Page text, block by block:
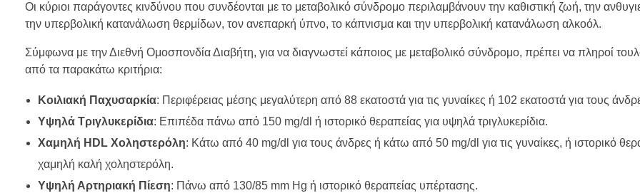
Οι κύριοι παράγοντες κινδύνου που συνδέονται με το μεταβολικό σύνδρομο περιλαμβάνουν την καθιστική ζωή, την
την υπερβολική κατανάλωση θερμίδων, τον ανεπαρκή ύπνο, το κάπνισμα και την υπερβολική κατανάλωση αλκοόλ.
Σύμφωνα με την Διεθνή Ομοσπονδία Διαβήτη, για να διαγνωστεί κάποιος με μεταβολικό σύνδρομο, πρέπει να πληροί
από τα παρακάτω κριτήρια:
Κοιλιακή Παχυσαρκία: Περιφέρειας μέσης μεγαλύτερη από 88 εκατοστά για τις γυναίκες ή 102 εκατοστά για τους
Υψηλά Τριγλυκερίδια: Επιπέδα πάνω από 150 mg/dl ή ιστορικό θεραπείας για υψηλά τριγλυκερίδια.
Χαμηλή HDL Χοληστερόλη: Κάτω από 40 mg/dl για τους άνδρες ή κάτω από 50 mg/dl για τις γυναίκες, ή ιστορικό
χαμηλή καλή χοληστερόλη.
Υψηλή Αρτηριακή Πίεση: Πάνω από 130/85 mm Hg ή ιστορικό θεραπείας υπέρτασης.